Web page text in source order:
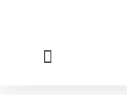
springen